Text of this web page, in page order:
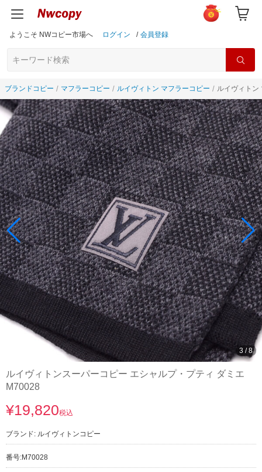
ようこそ NWコピー市場へ ログイン / 会員登録
ブランドコピー マフラーコピー ルイヴィトン マフラーコピー ルイヴィトン
3 /8
ルイヴィトンスーパーコピー エシャルプ・プティ ダミエ
M70028
¥19,820税込
ブランド: ルイヴィトンコピー
番号:M70028